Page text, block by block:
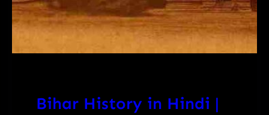
Bihar History in Hindi |